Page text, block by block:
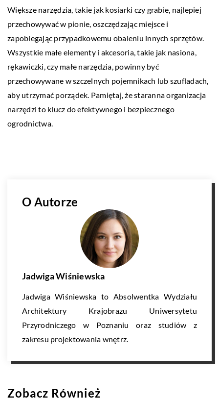
Większe narzędzia, takie jak kosiarki czy grabie, najlepiej
przechowywać w pionie, oszczędzając miejsce i
zapobiegając przypadkowemu obaleniu innych sprzętów.
Wszystkie małe elementy i akcesoria, takie jak nasiona,
rękawiczki, czy małe narzędzia, powinny być
przechowywane w szczelnych pojemnikach lub szufladach,
aby utrzymać porządek. Pamiętaj, że staranna organizacja
narzędzi to klucz do efektywnego i bezpiecznego
ogrodnictwa.
O Autorze
Jadwiga Wiśniewska
Jadwiga Wiśniewska to Absolwentka Wydziału
Architektury Krajobrazu Uniwersytetu
Przyrodniczego w Poznaniu oraz studiów z
zakresu projektowania wnętrz.
Zobacz Również